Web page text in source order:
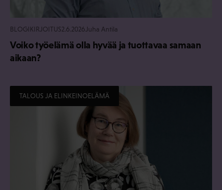
BLOGIKIRJOITUS2.6.2026 Juha Antila
Voiko työelämä olla hyvää ja tuottavaa samaan
aikaan?
TALOUS JA ELINKEINOELÄMÄ